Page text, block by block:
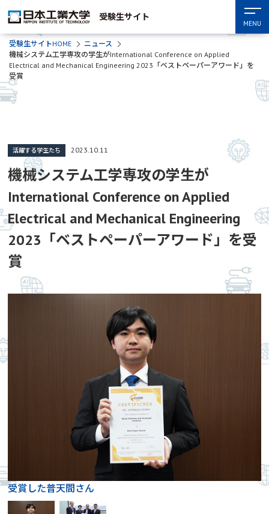
受験生サイト
MENU
受験生サイトHOME
ニュース
機械システム工学専攻の学生がInternational Conference on Applied
Electrical and Mechanical Engineering 2023「ベストペーパーアワード」を
受賞
機械システム工学専攻の学生が
International Conference on Applied
Electrical and Mechanical Engineering
2023「ベストペーパーアワード」を受
賞
活躍する学生たち 2023.10.11
受賞した普天間さん